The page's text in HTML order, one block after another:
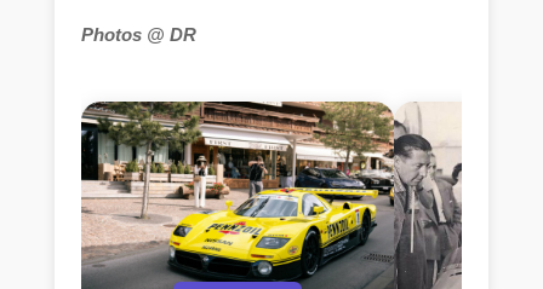
Photos @ DR